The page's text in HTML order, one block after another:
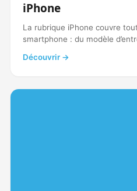
iPhone
La rubrique iPhone couvre
smartphone : du modèle
Découvrir →